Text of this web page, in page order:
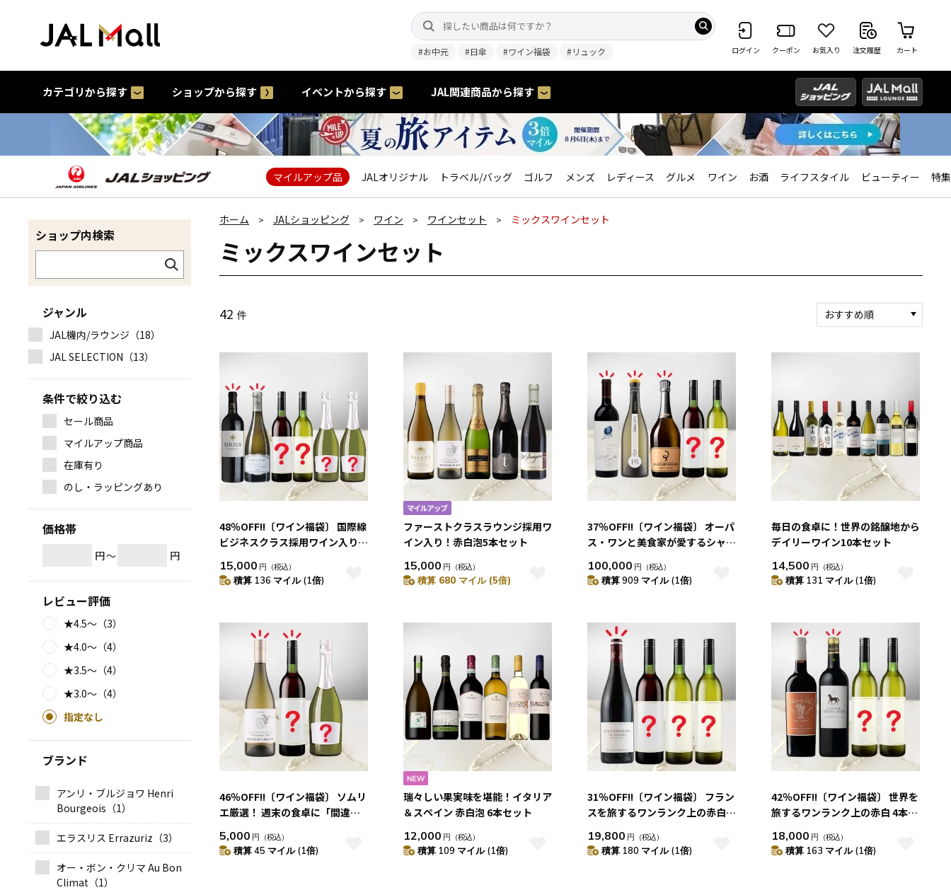
#お中元 #日傘 #ワイン福袋 #リュック ログイン クーポン お気入り 注文履歴 カート
カテゴリから探す ショップから探す イベントから探す JAL関連商品から探す
マイルアップ品 JALオリジナル トラベル/バッグ ゴルフ メンズ レディース グルメ ワイン お酒 ライフスタイル ビューティー 特集
ショップ内検索
マイルアップ商品
条件で絞り込む
セール商品
在庫有り
のし・ラッピングあり
価格帯
円～ 円
レビュー評価
★4.5～（3）
★4.0～（4）
★3.5～（4）
★3.0～（4）
指定なし
ブランド
アンリ・ブルジョワ Henri
Bourgeois（1）
エラスリス Errazuriz（3）
オー・ボン・クリマ Au Bon
Climat（1）
ジャンル
JAL機内/ラウンジ（18）
JAL SELECTION（13）
ホーム > JALショッピング > ワイン > ワインセット > ミックスワインセット
ミックスワインセット
42 件
おすすめ順
積算マイル率（高い
レビュー件数（多い
順）
レビュー評価（高い
順）
価格（安い順）
価格（高い順）
48％OFF!!〔ワイン福袋〕 国際線
ビジネスクラス採用ワイン入り！
15,000 円 （税込）
積算 136 マイル (1倍)
ファーストクラスラウンジ採用ワ
イン入り！赤白泡5本セット
15,000 円 （税込）
積算 680 マイル (5倍)
37％OFF!!〔ワイン福袋〕 オーパ
ス・ワンと美食家が愛するシャン
セット
100,000 円 （税込）
積算 909 マイル (1倍)
毎日の食卓に！世界の銘醸地から
デイリーワイン10本セット
14,500 円 （税込）
積算 131 マイル (1倍)
46％OFF!!〔ワイン福袋〕 ソムリ
エ厳選！ 週末の食卓に「間違い
5,000 円 （税込）
積算 45 マイル (1倍)
瑞々しい果実味を堪能！イタリア
＆スペイン 赤白泡 6本セット
12,000 円 （税込）
積算 109 マイル (1倍)
31％OFF!!〔ワイン福袋〕 フラン
スを旅するワンランク上の赤白 4
19,800 円 （税込）
積算 180 マイル (1倍)
42％OFF!!〔ワイン福袋〕 世界を
旅するワンランク上の赤白 4本セ
18,000 円 （税込）
積算 163 マイル (1倍)